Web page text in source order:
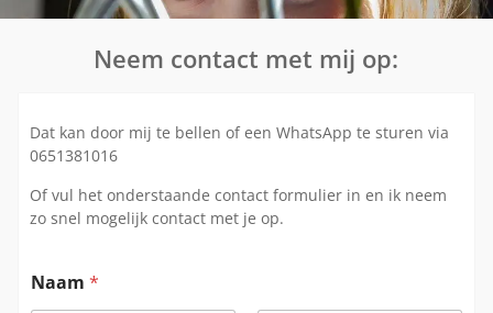
Neem contact met mij op:
Dat kan door mij te bellen of een WhatsApp te sturen via
0651381016
Of vul het onderstaande contact formulier in en ik neem
zo snel mogelijk contact met je op.
Naam *